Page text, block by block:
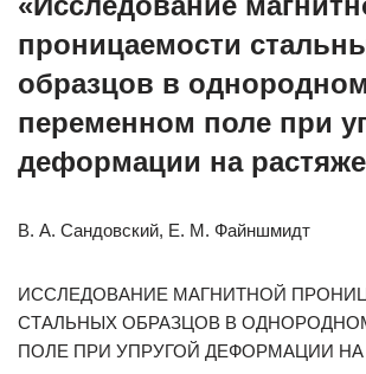
проницаемости
образцов в однородном
переменном поле при
деформации на
В. А. Сандовский, Е. М. Файншмидт
ИССЛЕДОВАНИЕ МАГНИТНОЙ
СТАЛЬНЫХ ОБРАЗЦОВ В
ПОЛЕ ПРИ УПРУГОЙ ДЕФОРМАЦИИ